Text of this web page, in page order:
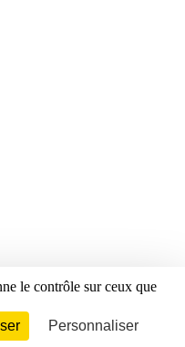
le contrôle sur ceux que
Personnaliser